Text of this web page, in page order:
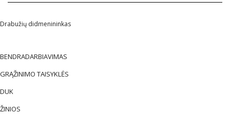
Drabužių didmenininkas
BENDRADARBIAVIMAS
GRĄŽINIMO TAISYKLĖS
DUK
ŽINIOS